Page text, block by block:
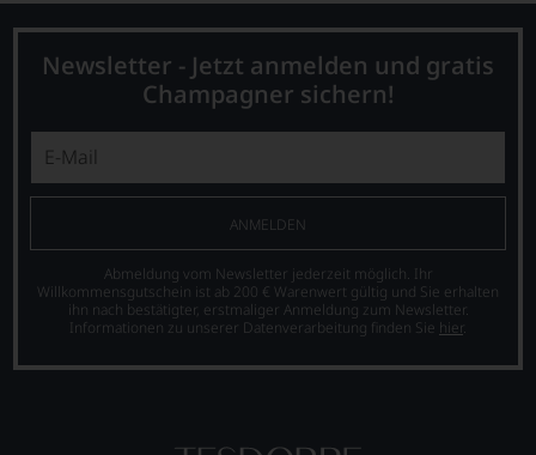
Newsletter - Jetzt anmelden und gratis
Champagner sichern!
ANMELDEN
Abmeldung vom Newsletter jederzeit möglich. Ihr
Willkommensgutschein ist ab 200 € Warenwert gültig und Sie erhalten
ihn nach bestätigter, erstmaliger Anmeldung zum Newsletter.
Informationen zu unserer Datenverarbeitung finden Sie hier.